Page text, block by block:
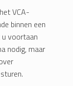
VCA-
binnen een
voortaan
nodig, maar